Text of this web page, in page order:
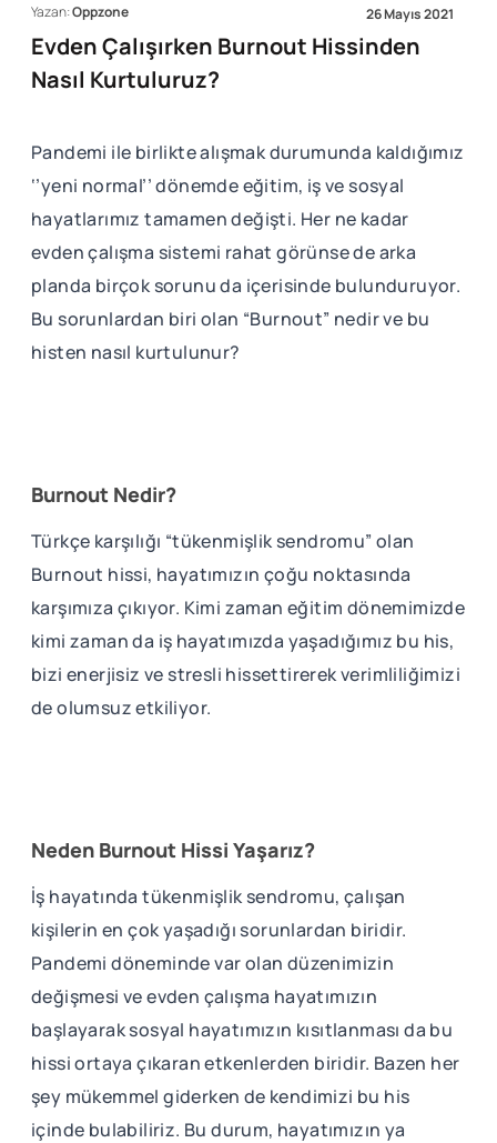
Yazan:Oppzone 26 Mayıs 2021
Evden Çalışırken Burnout Hissinden
Nasıl Kurtuluruz?
Pandemi ile birlikte alışmak durumunda kaldığımız
‘’yeni normal’’ dönemde eğitim, iş ve sosyal
hayatlarımız tamamen değişti. Her ne kadar
evden çalışma sistemi rahat görünse de arka
planda birçok sorunu da içerisinde bulunduruyor.
Bu sorunlardan biri olan “Burnout” nedir ve bu
histen nasıl kurtulunur?
Burnout Nedir?
Türkçe karşılığı “tükenmişlik sendromu” olan
Burnout hissi, hayatımızın çoğu noktasında
karşımıza çıkıyor. Kimi zaman eğitim dönemimizde
kimi zaman da iş hayatımızda yaşadığımız bu his,
bizi enerjisiz ve stresli hissettirerek verimliliğimizi
de olumsuz etkiliyor.
Neden Burnout Hissi Yaşarız?
İş hayatında tükenmişlik sendromu, çalışan
kişilerin en çok yaşadığı sorunlardan biridir.
Pandemi döneminde var olan düzenimizin
değişmesi ve evden çalışma hayatımızın
başlayarak sosyal hayatımızın kısıtlanması da bu
hissi ortaya çıkaran etkenlerden biridir. Bazen her
şey mükemmel giderken de kendimizi bu his
içinde bulabiliriz. Bu durum, hayatımızın ya